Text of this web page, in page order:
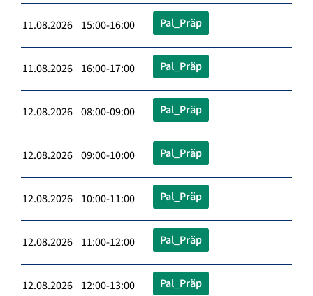
11.08.2026 15:00-16:00 Pal_Präp
11.08.2026 16:00-17:00 Pal_Präp
12.08.2026 08:00-09:00 Pal_Präp
12.08.2026 09:00-10:00 Pal_Präp
12.08.2026 10:00-11:00 Pal_Präp
12.08.2026 11:00-12:00 Pal_Präp
12.08.2026 12:00-13:00 Pal_Präp